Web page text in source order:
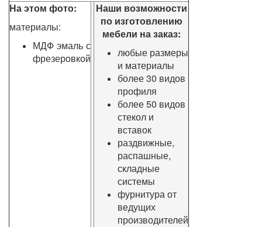
На этом фото:
материалы:
МДФ эмаль с
фрезеровкой
Наши возможности
по изготовлению
мебели на заказ:
любые размеры
и материалы
более 30 видов
профиля
более 50 видов
стекол и
вставок
раздвижные,
распашные,
складные
системы
фурнитура от
ведущих
производителей